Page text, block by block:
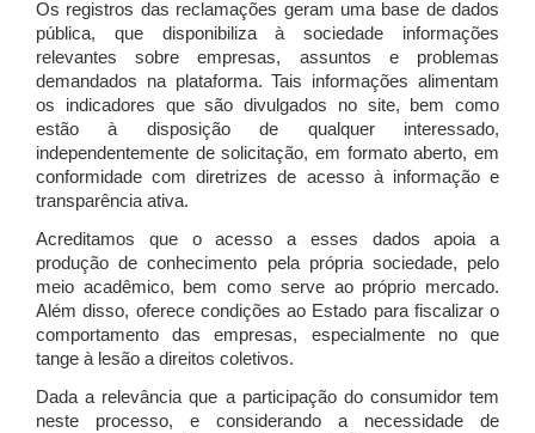
Os registros das reclamações geram uma base de dados
pública, que disponibiliza à sociedade informações
relevantes sobre empresas, assuntos e problemas
demandados na plataforma. Tais informações alimentam
os indicadores que são divulgados no site, bem como
estão à disposição de qualquer interessado,
independentemente de solicitação, em formato aberto, em
conformidade com diretrizes de acesso à informação e
transparência ativa.
Acreditamos que o acesso a esses dados apoia a
produção de conhecimento pela própria sociedade, pelo
meio acadêmico, bem como serve ao próprio mercado.
Além disso, oferece condições ao Estado para fiscalizar o
comportamento das empresas, especialmente no que
tange à lesão a direitos coletivos.
Dada a relevância que a participação do consumidor tem
neste processo, e considerando a necessidade de